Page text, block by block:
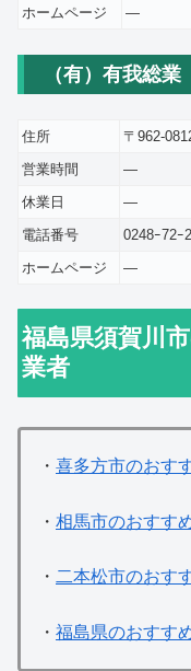
ホームページ
―
（有）有我総業
住所 〒962-
営業時間
―
休業日
―
電話番号
0248ｰ72ｰ
ホームページ
―
福島県須賀川
業者
・ 喜多方市のおす
・ 相馬市のおすす
・ 二本松市のおす
・ 福島県のおすす